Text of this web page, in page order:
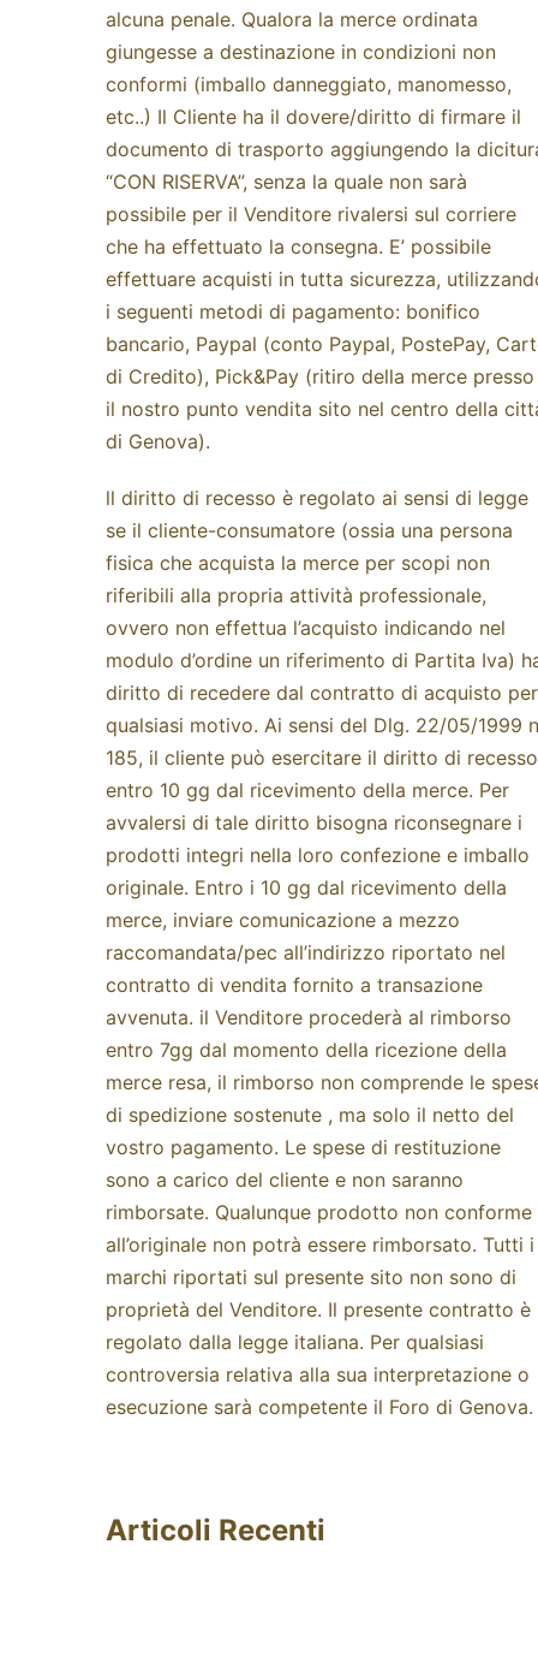
alcuna penale. Qualora la merce ordinata
giungesse a destinazione in condizioni non
conformi (imballo danneggiato, manomesso,
etc..) Il Cliente ha il dovere/diritto di firmare il
documento di trasporto aggiungendo la
“CON RISERVA”, senza la quale non sarà
possibile per il Venditore rivalersi sul corriere
che ha effettuato la consegna. E’ possibile
effettuare acquisti in tutta sicurezza,
i seguenti metodi di pagamento: bonifico
bancario, Paypal (conto Paypal, PostePay,
di Credito), Pick&Pay (ritiro della merce presso
il nostro punto vendita sito nel centro della
di Genova).
ll diritto di recesso è regolato ai sensi di legge
se il cliente-consumatore (ossia una persona
fisica che acquista la merce per scopi non
riferibili alla propria attività professionale,
ovvero non effettua l’acquisto indicando nel
modulo d’ordine un riferimento di Partita Iva)
diritto di recedere dal contratto di acquisto per
qualsiasi motivo. Ai sensi del Dlg. 22/05/1999
185, il cliente può esercitare il diritto di recesso
entro 10 gg dal ricevimento della merce. Per
avvalersi di tale diritto bisogna riconsegnare i
prodotti integri nella loro confezione e imballo
originale. Entro i 10 gg dal ricevimento della
merce, inviare comunicazione a mezzo
raccomandata/pec all’indirizzo riportato nel
contratto di vendita fornito a transazione
avvenuta. il Venditore procederà al rimborso
entro 7gg dal momento della ricezione della
merce resa, il rimborso non comprende le
di spedizione sostenute , ma solo il netto del
vostro pagamento. Le spese di restituzione
sono a carico del cliente e non saranno
rimborsate. Qualunque prodotto non conforme
all’originale non potrà essere rimborsato. Tutti i
marchi riportati sul presente sito non sono di
proprietà del Venditore. Il presente contratto è
regolato dalla legge italiana. Per qualsiasi
controversia relativa alla sua interpretazione o
esecuzione sarà competente il Foro di Genova.
Articoli Recenti